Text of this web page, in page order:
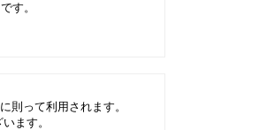
す。
則って利用されます。
ます。